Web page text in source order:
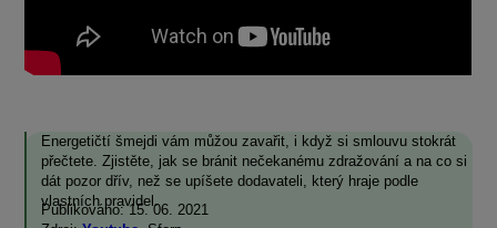
Energetičtí šmejdi vám můžou zavařit, i když si smlouvu stokrát
přečtete. Zjistěte, jak se bránit nečekanému zdražování a na co si
dát pozor dřív, než se upíšete dodavateli, který hraje podle
vlastních pravidel.
Publikováno: 15. 06. 2021